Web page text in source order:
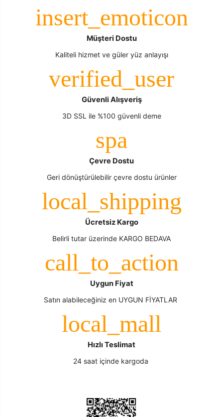
Müşteri Dostu
Kaliteli hizmet ve güler yüz anlayışı
Güvenli Alışveriş
3D SSL ile %100 güvenli deme
Çevre Dostu
Geri dönüştürülebilir çevre dostu ürünler
Ücretsiz Kargo
Belirli tutar üzerinde KARGO BEDAVA
Uygun Fiyat
Satın alabileceğiniz en UYGUN FİYATLAR
Hızlı Teslimat
24 saat içinde kargoda